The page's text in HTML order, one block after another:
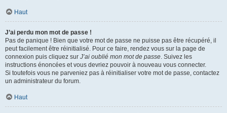
Haut
J’ai perdu mon mot de passe !
Pas de panique ! Bien que votre mot de passe ne puisse pas être récupéré, il
peut facilement être réinitialisé. Pour ce faire, rendez vous sur la page de
connexion puis cliquez sur J’ai oublié mon mot de passe. Suivez les
instructions énoncées et vous devriez pouvoir à nouveau vous connecter.
Si toutefois vous ne parveniez pas à réinitialiser votre mot de passe, contactez
un administrateur du forum.
Haut